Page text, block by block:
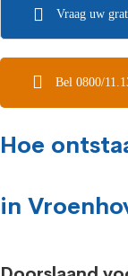
Vraag uw
Bel 0800/
Hoe
in